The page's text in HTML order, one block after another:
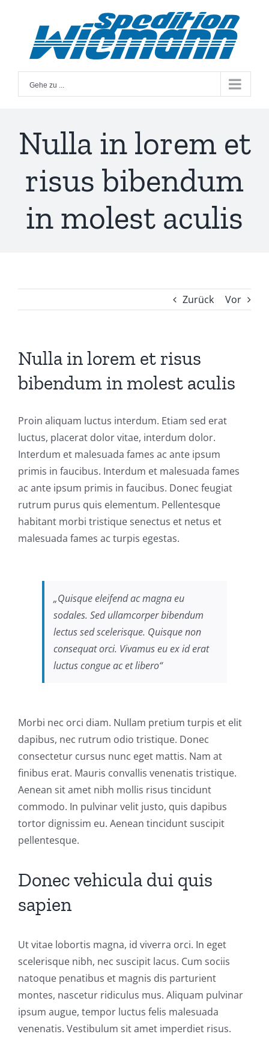
springen
Gehe zu ...
Nulla in lorem et
risus bibendum
in molest aculis
Zurück Vor
Nulla in lorem et risus
bibendum in molest aculis
Proin aliquam luctus interdum. Etiam sed erat
luctus, placerat dolor vitae, interdum dolor.
Interdum et malesuada fames ac ante ipsum
primis in faucibus. Interdum et malesuada fames
ac ante ipsum primis in faucibus. Donec feugiat
rutrum purus quis elementum. Pellentesque
habitant morbi tristique senectus et netus et
malesuada fames ac turpis egestas.
„Quisque eleifend ac magna eu
sodales. Sed ullamcorper bibendum
lectus sed scelerisque. Quisque non
consequat orci. Vivamus eu ex id erat
luctus congue ac et libero“
Morbi nec orci diam. Nullam pretium turpis et elit
dapibus, nec rutrum odio tristique. Donec
consectetur cursus nunc eget mattis. Nam at
finibus erat. Mauris convallis venenatis tristique.
Aenean sit amet nibh mollis risus tincidunt
commodo. In pulvinar velit justo, quis dapibus
tortor dignissim eu. Aenean tincidunt suscipit
pellentesque.
Donec vehicula dui quis
sapien
Ut vitae lobortis magna, id viverra orci. In eget
scelerisque nibh, nec suscipit lacus. Cum sociis
natoque penatibus et magnis dis parturient
montes, nascetur ridiculus mus. Aliquam pulvinar
ipsum augue, tempor luctus felis malesuada
venenatis. Vestibulum sit amet imperdiet risus.